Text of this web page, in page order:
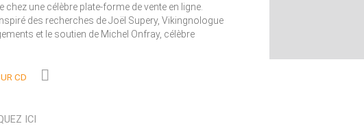
une célèbre plate-forme de vente en ligne.
des recherches de Joël Supery, Vikingnologue
et le soutien de Michel Onfray, célèbre
CD
ICI